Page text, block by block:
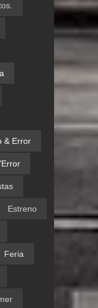
& Error
Estreno
Feria